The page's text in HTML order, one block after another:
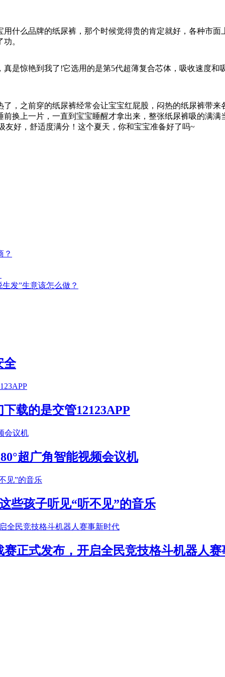
什么品牌的纸尿裤，那个时候觉得贵的肯定就好，各种市
。
是惊艳到我了!它选用的是第5代超薄复合芯体，吸收速度和
，之前穿的纸尿裤经常会让宝宝红屁股，闷热的纸尿裤带来
换上一片，一直到宝宝睡醒才拿出来，整张纸尿裤吸的满
友好，舒适度满分！这个夏天，你和宝宝准备好了吗~
？
发”生意该怎么做？
全
载的是交管12123APP
超广角智能视频会议机
些孩子听见“听不见”的音乐
正式发布，开启全民竞技格斗机器人赛